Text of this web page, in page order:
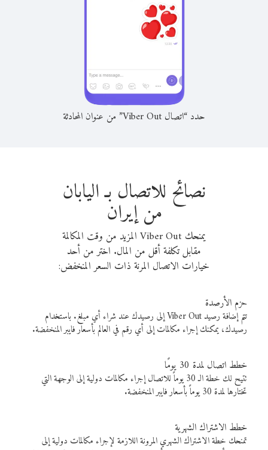
حدد “اتصال Viber Out” من عنوان المحادثة
نصائح للاتصال بـ اليابان
من إيران
يمنحك Viber Out المزيد من وقت المكالمة
مقابل تكلفة أقل من المال. اختر من أحد
خيارات الاتصال المرنة ذات السعر المنخفض:
حزم الأرصدة
تتم إضافة رصيد Viber Out إلى رصيدك عند شراء أي مبلغ. باستخدام
رصيدك، يمكنك إجراء مكالمات إلى أي رقم في العالم بأسعار فايبر المنخفضة.
خطط اتصال لمدة 30 يومًا
تتيح لك خطة الـ 30 يوماً للاتصال إجراء مكالمات دولية إلى الوجهة التي
تختارها لمدة 30 يوماً بأسعار فايبر المنخفضة.
خطط الاشتراك الشهرية
تمنحك خطة الاشتراك الشهري المرونة اللازمة لإجراء مكالمات دولية إلى